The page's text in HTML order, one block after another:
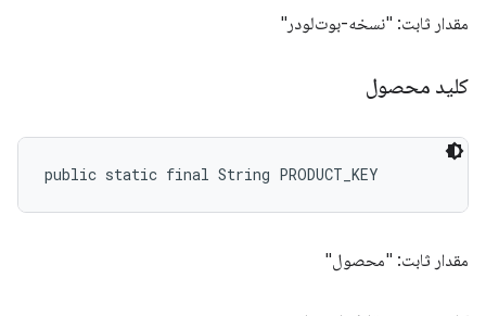
مقدار ثابت: "نسخه-بوت‌لودر"
کلید محصول
public static final String PRODUCT_KEY
مقدار ثابت: "محصول"